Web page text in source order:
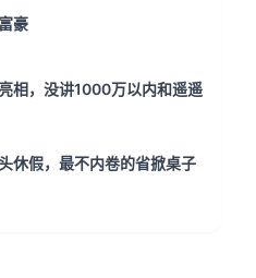
豪
相，没讲1000万以内和遥遥
休假，最不内卷的省掀桌子